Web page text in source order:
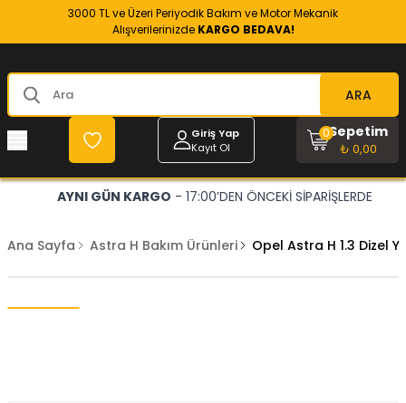
3000 TL ve Üzeri Periyodik Bakım ve Motor Mekanik
Alışverilerinizde KARGO BEDAVA!
ARA
Giriş Yap
Kayıt Ol
Sepetim
₺ 0,00
0
AYNI GÜN KARGO - 17:00’DEN ÖNCEKİ SİPARİŞLERDE
Ana Sayfa Astra H Bakım Ürünleri Opel Astra H 1.3 Dizel